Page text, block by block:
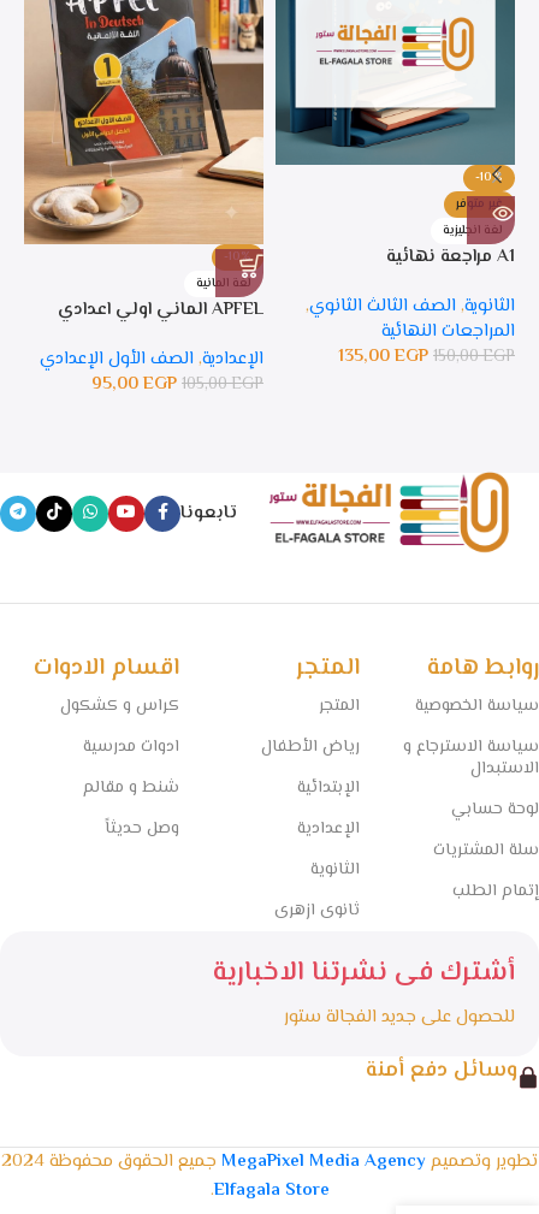
-10%
غير متوفر
لغة انجليزية
A1 مراجعة نهائية
الثانوية, الصف الثالث الثانوي,
المراجعات النهائية
150,00EGP
135,00EGP
-10%
لغة المانية
APFEL الماني اولي اعدادي
الإعدادية, الصف الأول الإعدادي
105,00EGP
95,00EGP
تابعونا
روابط هامة
سياسة الخصوصية
سياسة الاسترجاع و
الاستبدال
لوحة حسابي
سلة المشتريات
إتمام الطلب
المتجر
المتجر
رياض الأطفال
الإبتدائية
الإعدادية
الثانوية
ثانوى ازهرى
اقسام الادوات
كراس و كشكول
ادوات مدرسية
شنط و مقالم
وصل حديثاً
أشترك فى نشرتنا الاخبارية
للحصول على جديد الفجالة ستور
وسائل دفع أمنة
تطوير وتصميمMegaPixel Media Agency جميع الحقوق محفوظة 2024
Elfagala Store
.